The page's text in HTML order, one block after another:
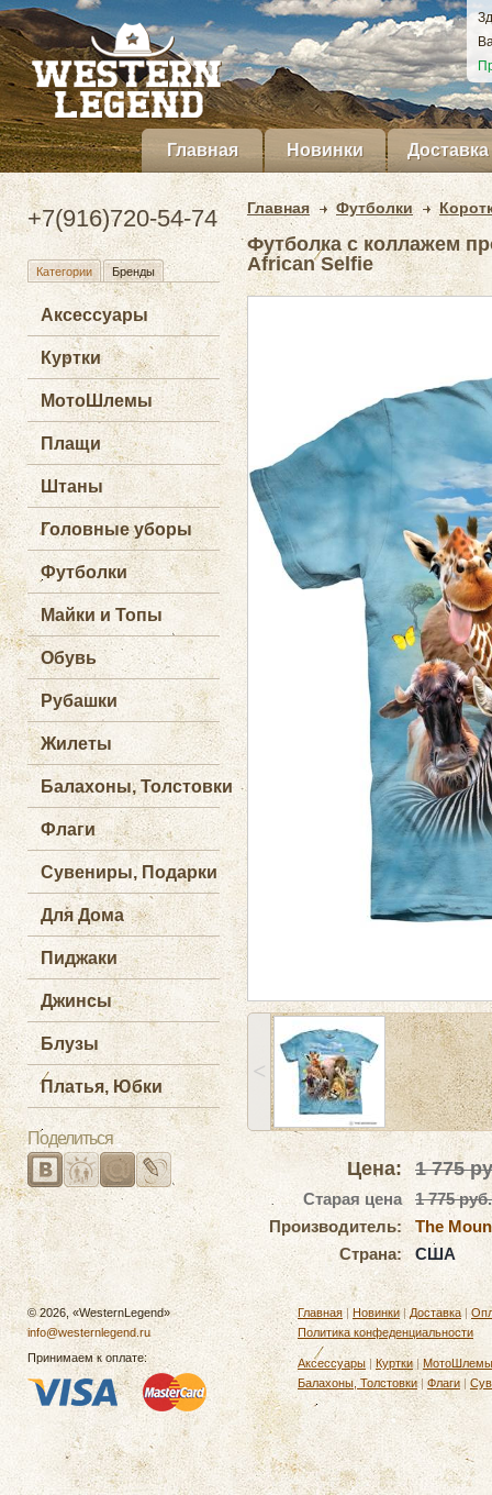
Главная Новинки Доставка
+7(916)720-54-74
Категории Бренды
Аксессуары
Куртки
МотоШлемы
Плащи
Штаны
Головные уборы
Футболки
Майки и Топы
Обувь
Рубашки
Жилеты
Балахоны, Толстовки
Флаги
Сувениры, Подарки
Для Дома
Пиджаки
Джинсы
Блузы
Платья, Юбки
Поделиться
Главная Футболки
Футболка с коллажем
African Selfie
˂
Цена: 1 775
Старая цена
1 775 руб.
Производитель:
The
Страна:
США
© 2026, «WesternLegend»
info@westernlegend.ru
Принимаем к оплате:
Главная | Новинки|Доставка |
Политика конфеденциальности
Аксессуары | Куртки| МотоШлемы
Балахоны, Толстовки| Флаги |